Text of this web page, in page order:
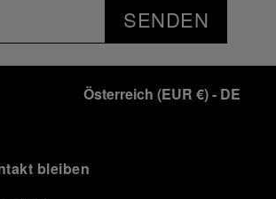
SENDEN
Österreich (EUR €)- DE
bleiben